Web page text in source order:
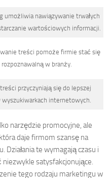
umożliwia nawiązywanie trwałych
wartościowych informacji.
treści pomoże firmie stać się
rozpoznawalną w branży.
przyczyniają się do lepszej
internetowych.
narzędzie promocyjne, ale
daje firmom szansę na
Działania te wymagają czasu i
satysfakcjonujące.
tego rodzaju marketingu w